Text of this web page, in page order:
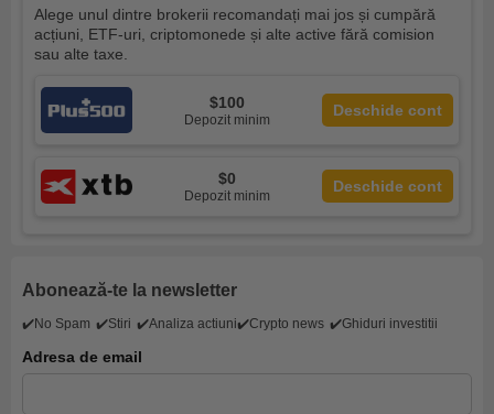
Alege unul dintre brokerii recomandați mai jos și cumpără
acțiuni, ETF-uri, criptomonede și alte active fără comision
sau alte taxe.
$100
Depozit minim
Deschide cont
$0
Depozit minim
Deschide cont
Abonează-te la newsletter
✔️No Spam ✔️Stiri ✔️Analiza actiuni✔️Crypto news ✔️Ghiduri investitii
Adresa de email